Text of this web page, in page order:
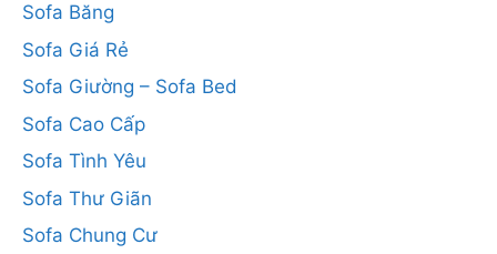
Sofa Băng
Sofa Giá Rẻ
Sofa Giường – Sofa Bed
Sofa Cao Cấp
Sofa Tình Yêu
Sofa Thư Giãn
Sofa Chung Cư